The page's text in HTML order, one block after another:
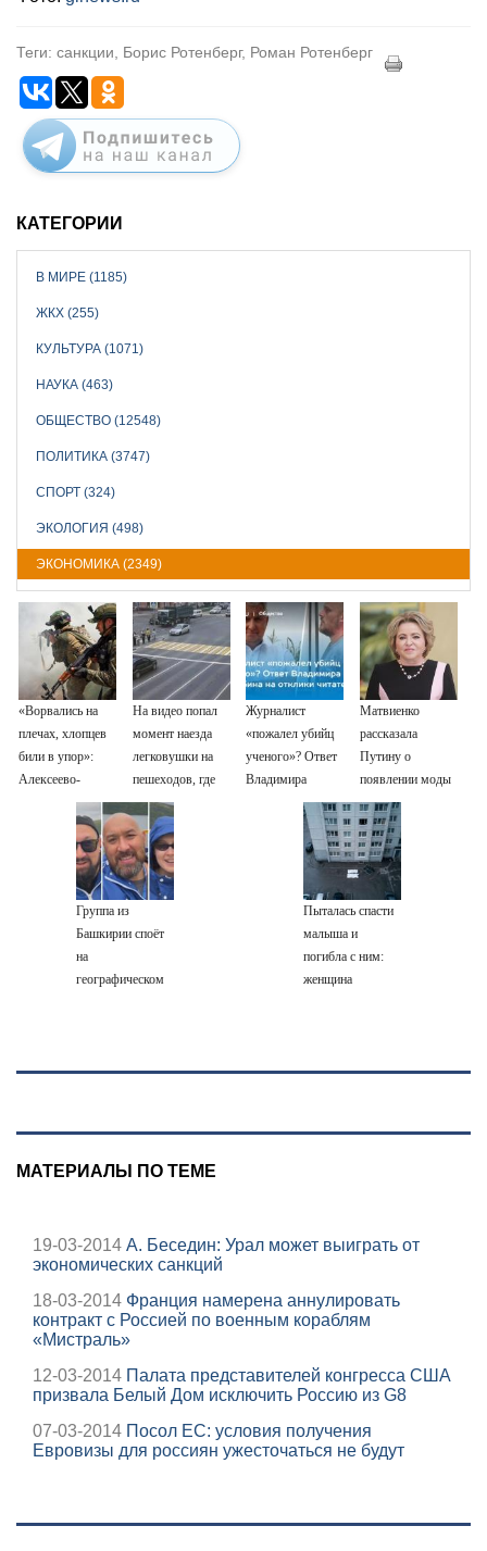
Теги: санкции, Борис Ротенберг, Роман Ротенберг
КАТЕГОРИИ
В МИРЕ (1185)
ЖКХ (255)
КУЛЬТУРА (1071)
НАУКА (463)
ОБЩЕСТВО (12548)
ПОЛИТИКА (3747)
СПОРТ (324)
ЭКОЛОГИЯ (498)
ЭКОНОМИКА (2349)
«Ворвались на
плечах, хлопцев
били в упор»:
Алексеево-
Дружковка стала
могильником для
«птах Мадьяра»
На видео попал
момент наезда
легковушки на
пешеходов, где
пострадали
минимум восемь
человек
06/08/2026 –
Новости
Журналист
«пожалел убийц
ученого»? Ответ
Владимира
Ворсобина на
Матвиенко
рассказала
Путину о
появлении моды
на семью и детей
у российских
студентов
Группа из
Башкирии споёт
на
географическом
Пыталась спасти
малыша и
погибла с ним:
женщина
06/08/2026 –
МАТЕРИАЛЫ ПО ТЕМЕ
19-03-2014 А. Беседин: Урал может выиграть от
экономических санкций
18-03-2014 Франция намерена аннулировать
контракт с Россией по военным кораблям
«Мистраль»
12-03-2014 Палата представителей конгресса США
призвала Белый Дом исключить Россию из G8
07-03-2014 Посол ЕС: условия получения
Евровизы для россиян ужесточаться не будут